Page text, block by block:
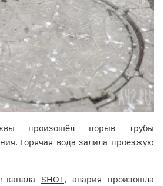
произошёл порыв трубы
Горячая вода залила проезжую
канала SHOT, авария произошла